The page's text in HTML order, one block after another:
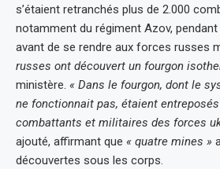
s’étaient retranchés plus de 2.000
notamment du régiment Azov,
avant de se rendre aux forces russes
russes ont découvert un fourgon
ministère. « Dans le fourgon, dont le
ne fonctionnait pas, étaient
combattants et militaires des forces
ajouté, affirmant que « quatre mines »
découvertes sous les corps.